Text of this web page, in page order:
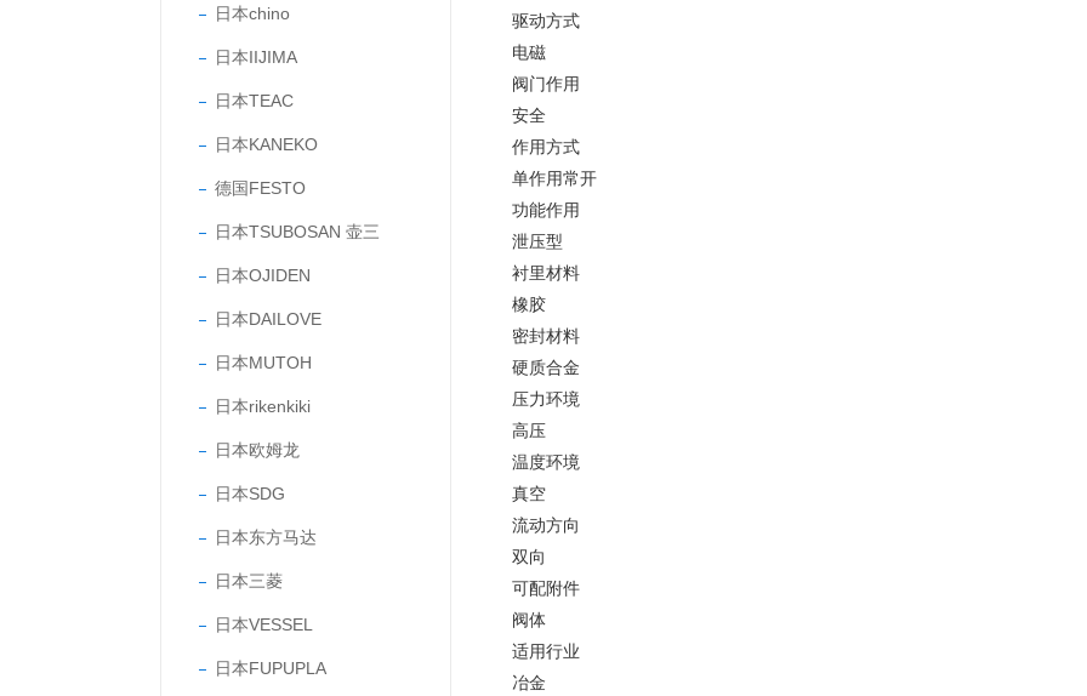
日本chino
日本IIJIMA
日本TEAC
日本KANEKO
德国FESTO
日本TSUBOSAN 壶三
日本OJIDEN
日本DAILOVE
日本MUTOH
日本rikenkiki
日本欧姆龙
日本SDG
日本东方马达
日本三菱
日本VESSEL
日本FUPUPLA
驱动方式
电磁
阀门作用
安全
作用方式
单作用常开
功能作用
泄压型
衬里材料
橡胶
密封材料
硬质合金
压力环境
高压
温度环境
真空
流动方向
双向
可配附件
阀体
适用行业
冶金